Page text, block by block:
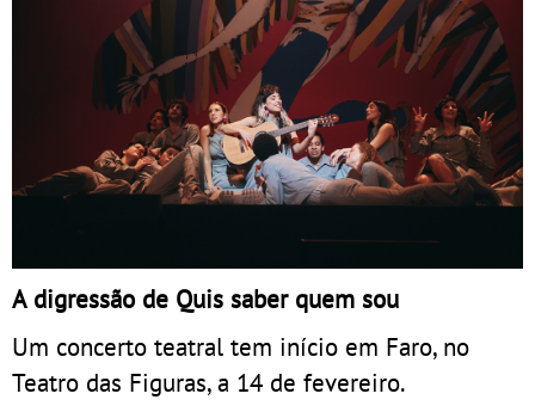
A digressão de Quis saber quem sou
Um concerto teatral tem início em Faro, no
Teatro das Figuras, a 14 de fevereiro.